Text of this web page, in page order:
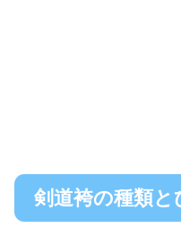
剣道袴の種類